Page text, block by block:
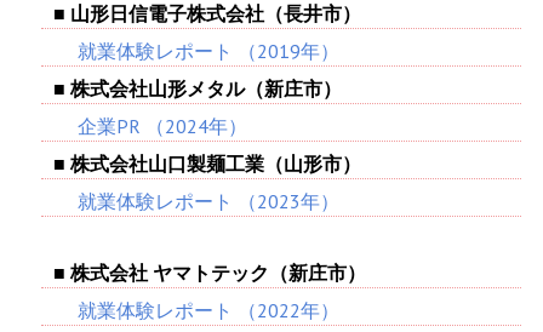
■ 山形日信電子株式会社（長井市）
就業体験レポート
（2019年）
■ 株式会社山形メタル（新庄市）
企業PR （2024年）
■ 株式会社山口製麺工業（山形市）
就業体験レポート
（2023年）
■ 株式会社 ヤマトテック（新庄市）
就業体験レポート
（2022年）